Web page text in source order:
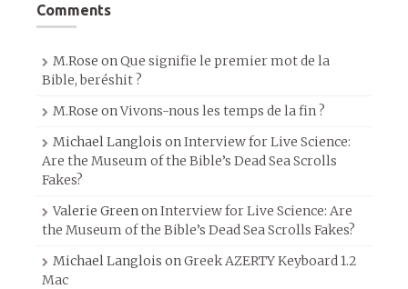
Comments
M.Rose onQue signifie le premier mot de la
Bible, beréshit ?
M.Rose onVivons-nous les temps de la fin ?
Michael Langlois onInterview for Live Science:
Are the Museum of the Bible’s Dead Sea Scrolls
Fakes?
Valerie GreenonInterview for Live Science: Are
the Museum of the Bible’s Dead Sea Scrolls Fakes?
Michael Langlois onGreek AZERTY Keyboard 1.2
Mac